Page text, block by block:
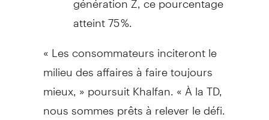
atteint 75 %.
« Les consommateurs inciteront le
milieu des affaires à faire toujours
mieux, » poursuit Khalfan. « À la TD,
nous sommes prêts à relever le défi.